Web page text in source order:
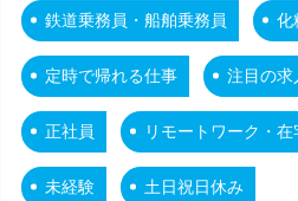
鉄道乗務員・船舶乗務員 化
定時で帰れる仕事 注目の求
正社員 リモートワーク・在
未経験 土日祝日休み